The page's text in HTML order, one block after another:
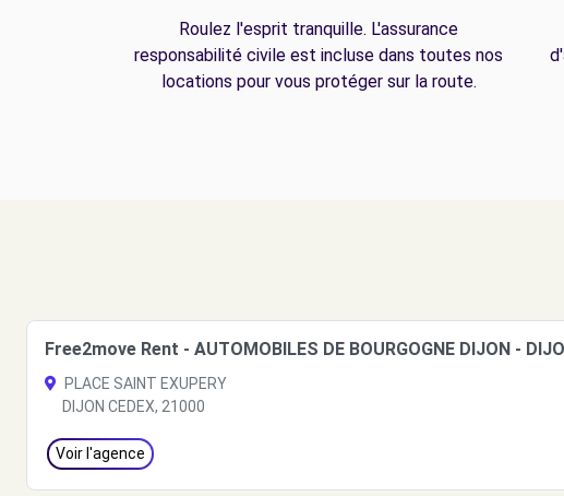
Roulez l'esprit tranquille. L'assurance
responsabilité civile est incluse dans toutes nos
locations pour vous protéger sur la route.
Free2move Rent - AUTOMOBILES DE BOURGOGNE DIJON -
PLACE SAINT EXUPERY
DIJON CEDEX, 21000
Voir l'agence